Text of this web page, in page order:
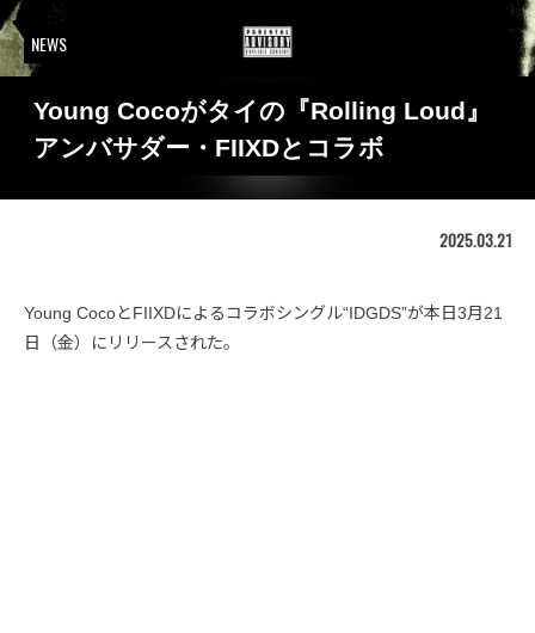
NEWS
Young Cocoがタイの『Rolling Loud』
アンバサダー・FIIXDとコラボ
2025.03.21
Young CocoとFIIXDによるコラボシングル“IDGDS”が本日3月21
日（金）にリリースされた。